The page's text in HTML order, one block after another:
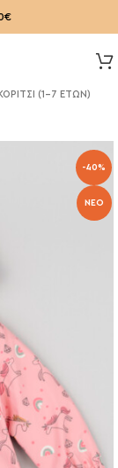
(1-7 ΕΤΩΝ)
-40%
NEO